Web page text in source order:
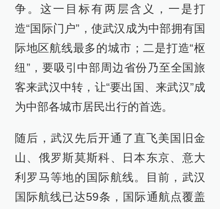
争。这一目标有两层含义，一是打
造“国际门户”，使武汉成为中部拥有国
际地区航线最多的城市；二是打造“枢
纽”，要吸引中部周边省份乃至全国旅
客来武汉中转，让“要出国、来武汉”成
为中部各城市居民出行的首选。
随后，武汉先后开通了直飞美国旧金
山、俄罗斯莫斯科、日本东京、意大
利罗马等地的国际航线。目前，武汉
国际航线已达59条，国际通航点覆盖